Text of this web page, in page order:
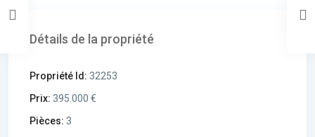
Détails de la propriété
Propriété Id: 32253
Prix: 395.000 €
Pièces: 3